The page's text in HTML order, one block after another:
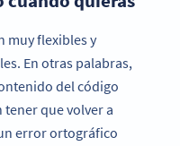
muy flexibles y
En otras palabras,
del código
que volver a
error ortográfico